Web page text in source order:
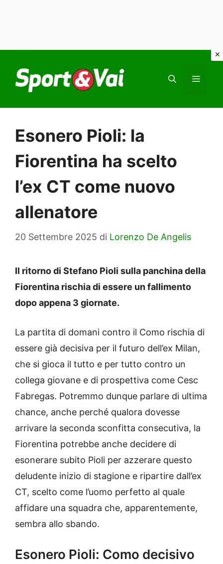
contenuto
Esonero Pioli: la
Fiorentina ha scelto
l’ex CT come nuovo
allenatore
20 Settembre 2025 di Lorenzo De Angelis
Il ritorno di Stefano Pioli sulla panchina della
Fiorentina rischia di essere un fallimento
dopo appena 3 giornate.
La partita di domani contro il Como rischia di
essere già decisiva per il futuro dell’ex Milan,
che si gioca il tutto e per tutto contro un
collega giovane e di prospettiva come Cesc
Fabregas. Potremmo dunque parlare di ultima
chance, anche perché qualora dovesse
arrivare la seconda sconfitta consecutiva, la
Fiorentina potrebbe anche decidere di
esonerare subito Pioli per azzerare questo
deludente inizio di stagione e ripartire dall’ex
CT, scelto come l’uomo perfetto al quale
affidare una squadra che, apparentemente,
sembra allo sbando.
Esonero Pioli: Como decisivo